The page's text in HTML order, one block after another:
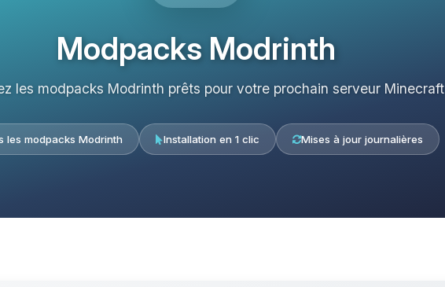
Modpacks Modrinth
les modpacks Modrinth prêts pour votre prochain serveur Minecraft
les modpacks Modrinth Installation en 1 clic Mises à jour journalières